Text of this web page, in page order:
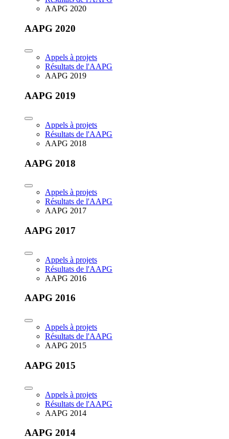
AAPG 2020
AAPG 2020
Appels à projets
Résultats de l'AAPG
AAPG 2019
AAPG 2019
Appels à projets
Résultats de l'AAPG
AAPG 2018
AAPG 2018
Appels à projets
Résultats de l'AAPG
AAPG 2017
AAPG 2017
Appels à projets
Résultats de l'AAPG
AAPG 2016
AAPG 2016
Appels à projets
Résultats de l'AAPG
AAPG 2015
AAPG 2015
Appels à projets
Résultats de l'AAPG
AAPG 2014
AAPG 2014